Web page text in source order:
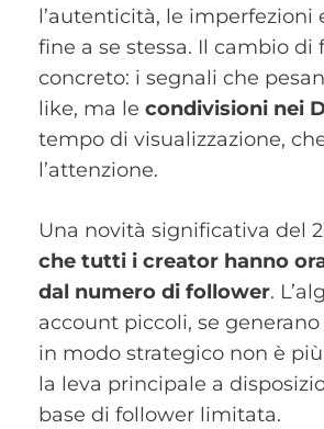
l’autenticità, le
fine a se stessa. Il cambio
concreto: i segnali che
like, ma le condivisioni nei
tempo di visualizzazione,
l’attenzione.
Una novità significativa del
che tutti i creator hanno
dal numero di follower.
account piccoli, se
in modo strategico non è
la leva principale a
base di follower limitata.